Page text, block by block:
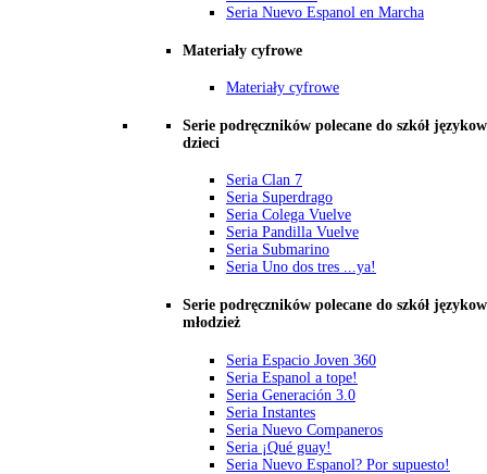
Seria Nuevo Espanol en Marcha
Materiały cyfrowe
Materiały cyfrowe
Serie podręczników polecane do szkół
dzieci
Seria Clan 7
Seria Superdrago
Seria Colega Vuelve
Seria Pandilla Vuelve
Seria Submarino
Seria Uno dos tres ...ya!
Serie podręczników polecane do szkół
młodzież
Seria Espacio Joven 360
Seria Espanol a tope!
Seria Generación 3.0
Seria Instantes
Seria Nuevo Companeros
Seria ¡Qué guay!
Seria Nuevo Espanol? Por supuesto!